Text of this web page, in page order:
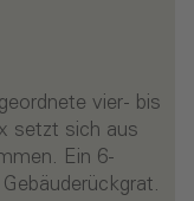
vier- bis
setzt sich aus
Ein 6-